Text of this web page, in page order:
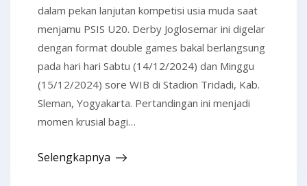
dalam pekan lanjutan kompetisi usia muda saat
menjamu PSIS U20. Derby Joglosemar ini digelar
dengan format double games bakal berlangsung
pada hari hari Sabtu (14/12/2024) dan Minggu
(15/12/2024) sore WIB di Stadion Tridadi, Kab.
Sleman, Yogyakarta. Pertandingan ini menjadi
momen krusial bagi…
Selengkapnya